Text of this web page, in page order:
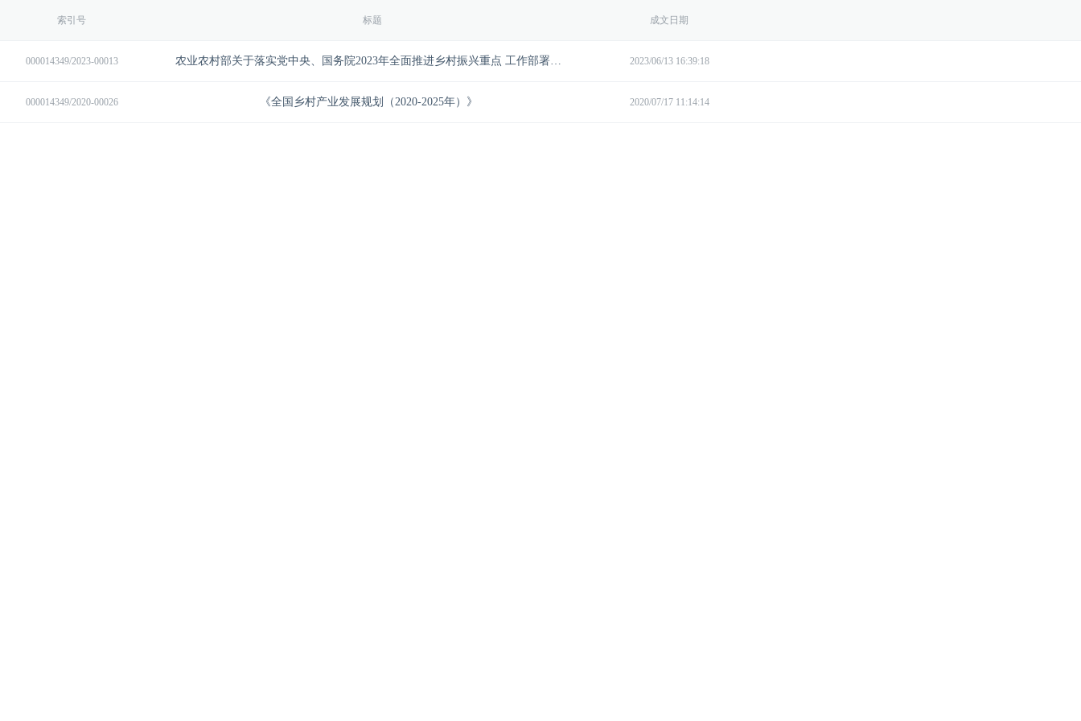
索引号 标题 成文日期
000014349/2023-00013 农业农村部关于落实党中央、国务院2023年全面推进乡村振兴重点 工作部署的实施意见 2023/06/13 16:39:18
000014349/2020-00026 《全国乡村产业发展规划（2020-2025年）》 2020/07/17 11:14:14